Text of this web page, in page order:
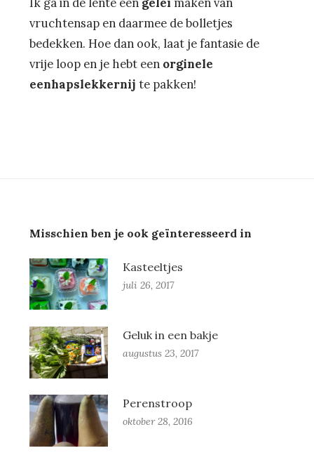
vruchtensap en daarmee de bolletjes
bedekken. Hoe dan ook, laat je fantasie de
vrije loop en je hebt een orginele
eenhapslekkernij te pakken!
Misschien ben je ook geïnteresseerd in
Kasteeltjes
juli 26, 2017
Geluk in een bakje
augustus 23, 2017
Perenstroop
oktober 28, 2016